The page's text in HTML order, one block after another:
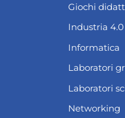
Giochi
Industria 4.0
Informatica
Laboratori
Laboratori
Networking